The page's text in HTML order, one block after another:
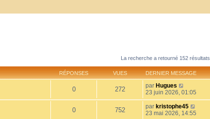
La recherche a retourné 152 résultats
RÉPONSES VUES DERNIER MESSAGE
0 272 par Hugues
23 juin 2026, 01:05
0 752 par kristophe45
23 mai 2026, 14:55